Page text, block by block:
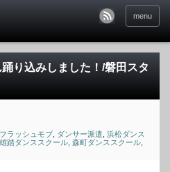
menu
り込みしました！/磐田スタ
フラッシュモブ ダンサー派遣 浜松ダンス
雄踏ダンススクール 森町ダンススクール